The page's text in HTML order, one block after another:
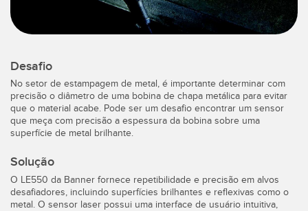
Condition Monitoring Sensors
Wireless Condition Monitoring Sensors
Vibration Sensors
ACCESSORIES
Monitoramento de Nível de Tanques
LINKS RELACIONADOS
IO-Link
Lavação
Desafio
No setor de estampagem de metal, é importante determinar com
precisão o diâmetro de uma bobina de chapa metálica para evitar
que o material acabe. Pode ser um desafio encontrar um sensor
que meça com precisão a espessura da bobina sobre uma
superfície de metal brilhante.
Solução
O LE550 da Banner fornece repetibilidade e precisão em alvos
desafiadores, incluindo superfícies brilhantes e reflexivas como o
metal. O sensor laser possui uma interface de usuário intuitiva,